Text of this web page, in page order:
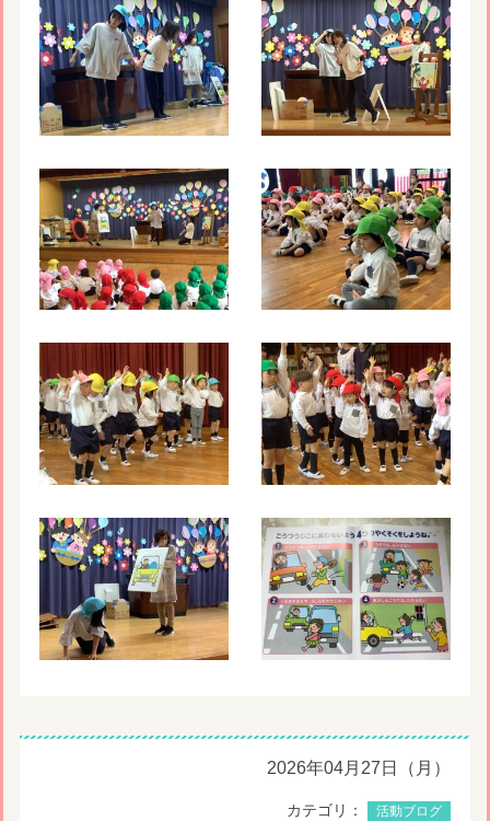
2026年04月27日（月）
カテゴリ： 活動ブログ